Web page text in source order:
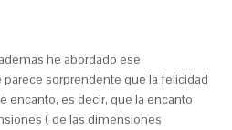
he abordado ese
sorprendente que la felicidad
encanto, es decir, que la encanto
( de las dimensiones